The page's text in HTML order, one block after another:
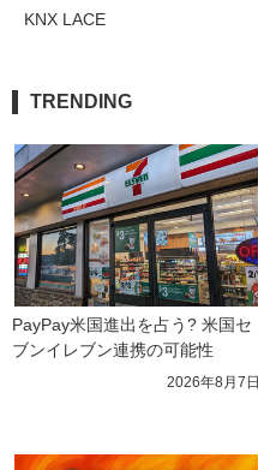
KNX LACE
TRENDING
PayPay米国進出を占う? 米国セ
ブンイレブン連携の可能性
2026年8月7日